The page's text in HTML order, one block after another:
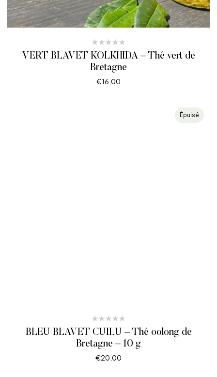
VERT BLAVET KOLKHIDA – Thé vert de
Bretagne
€16,00
Épuisé
BLEU BLAVET CUILÜ – Thé oolong de
Bretagne – 10 g
€20,00